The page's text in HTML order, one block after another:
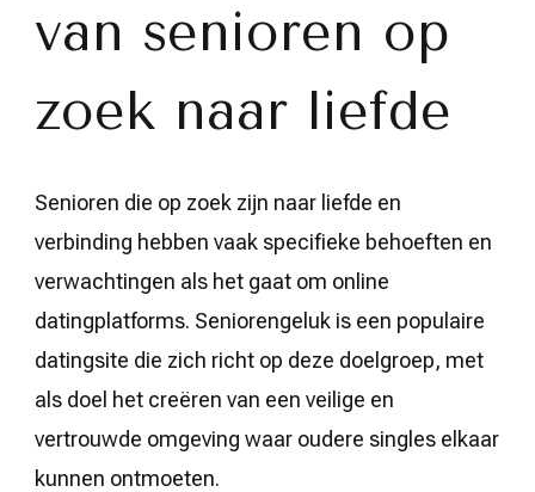
van senioren op
zoek naar liefde
Senioren die op zoek zijn naar liefde en
verbinding hebben vaak specifieke behoeften en
verwachtingen als het gaat om online
datingplatforms. Seniorengeluk is een populaire
datingsite die zich richt op deze doelgroep, met
als doel het creëren van een veilige en
vertrouwde omgeving waar oudere singles elkaar
kunnen ontmoeten.